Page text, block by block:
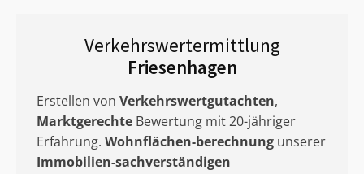
Verkehrswertermittlung
Friesenhagen
Erstellen von Verkehrswertgutachten,
Marktgerechte Bewertung mit 20-jähriger
Erfahrung. Wohnflächen-berechnung unserer
Immobilien-sachverständigen